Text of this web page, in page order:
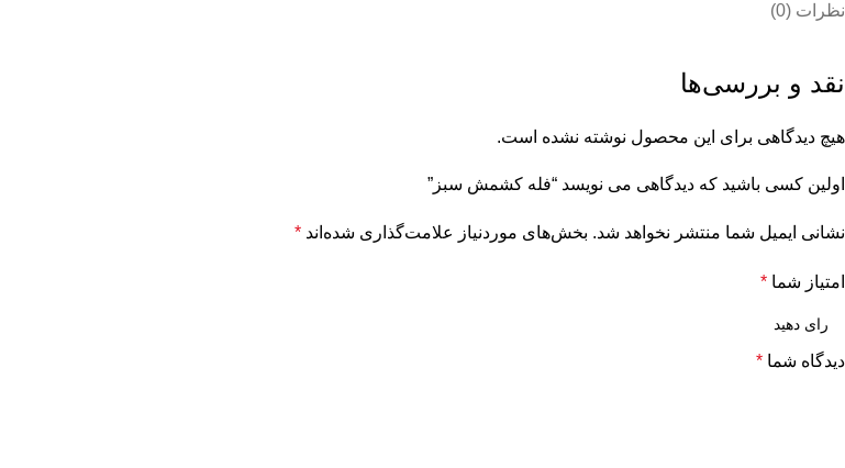
نظرات (0)
نقد و بررسی‌ها
هیچ دیدگاهی برای این محصول نوشته نشده است.
اولین کسی باشید که دیدگاهی می نویسد “فله کشمش سبز”
نشانی ایمیل شما منتشر نخواهد شد. بخش‌های موردنیاز علامت‌گذاری شده‌اند *
امتیاز شما *
دیدگاه شما *